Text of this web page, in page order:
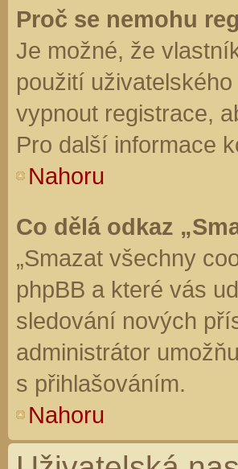
Proč se nemohu
Je možné, že
použití
vypnout registrace,
Pro další informace
Nahoru
Co dělá odkaz
„Smazat všechny
phpBB a které vás
sledování nových
administrátor
s přihlašováním.
Nahoru